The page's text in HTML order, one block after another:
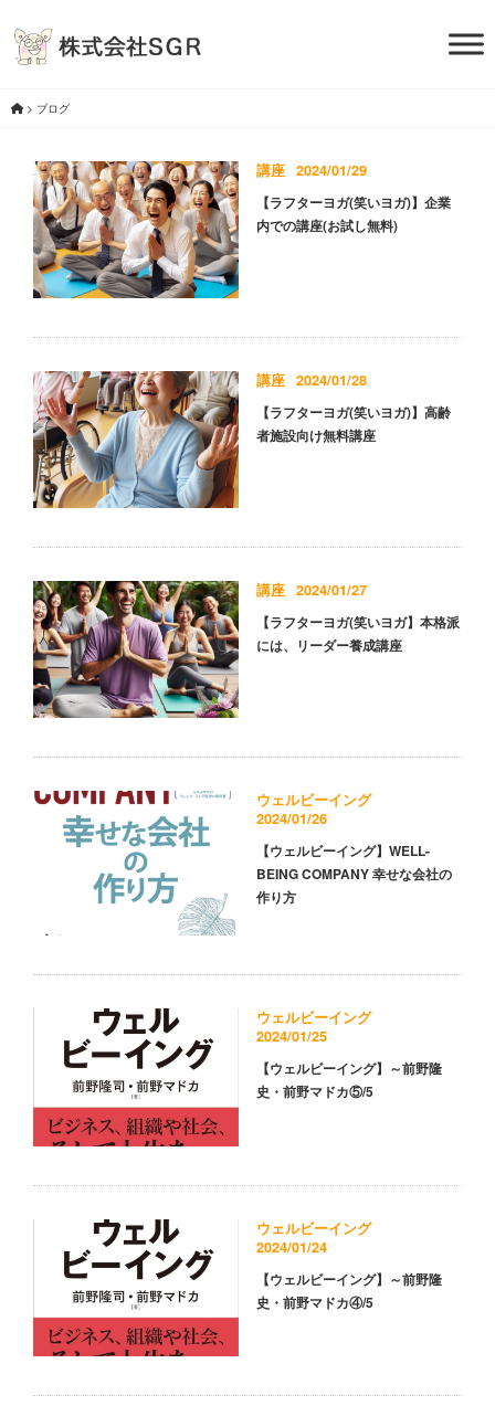
> ブログ
講座 2024/01/29
【ラフターヨガ(笑いヨガ)】企業
内での講座(お試し無料)
講座 2024/01/28
【ラフターヨガ(笑いヨガ)】高齢
者施設向け無料講座
講座 2024/01/27
【ラフターヨガ(笑いヨガ】本格派
には、リーダー養成講座
ウェルビーイング
2024/01/26
【ウェルビーイング】WELL-
BEING COMPANY 幸せな会社の
作り方
ウェルビーイング
2024/01/25
【ウェルビーイング】～前野隆
史・前野マドカ⑤/5
ウェルビーイング
2024/01/24
【ウェルビーイング】～前野隆
史・前野マドカ④/5